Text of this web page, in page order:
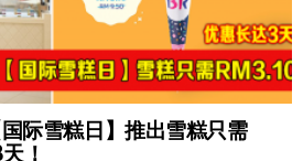
际雪糕日】推出雪糕只需
！